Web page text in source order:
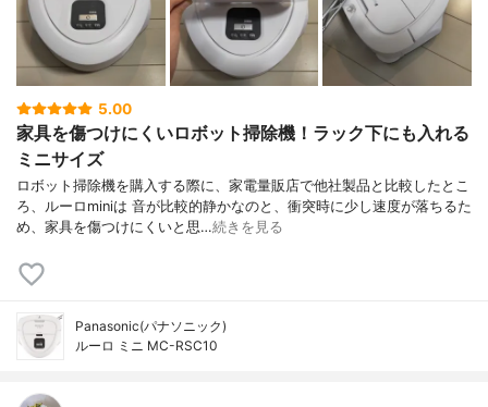
5.00
家具を傷つけにくいロボット掃除機！ラック下にも入れる
ミニサイズ
ロボット掃除機を購入する際に、家電量販店で他社製品と比較したとこ
ろ、ルーロminiは 音が比較的静かなのと、衝突時に少し速度が落ちるた
め、家具を傷つけにくいと思…続きを見る
Panasonic(パナソニック)
ルーロ ミニ MC-RSC10